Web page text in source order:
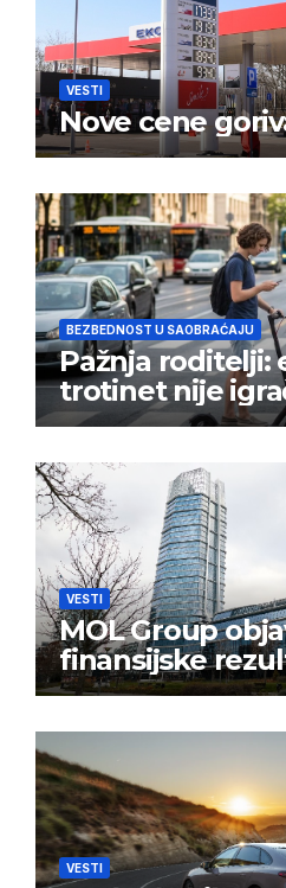
VESTI
Nove cene
BEZBEDNOST U SAOBRAĆAJU
Pažnja roditelji:
trotinet nije
VESTI
MOL Group
finansijske
VESTI